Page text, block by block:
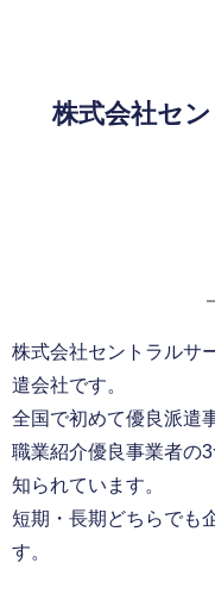
株式会社セ
株式会社セントラルサ
遣会社です。
全国で初めて優良派遣
職業紹介優良事業者の
知られています。
短期・長期どちらでも
す。